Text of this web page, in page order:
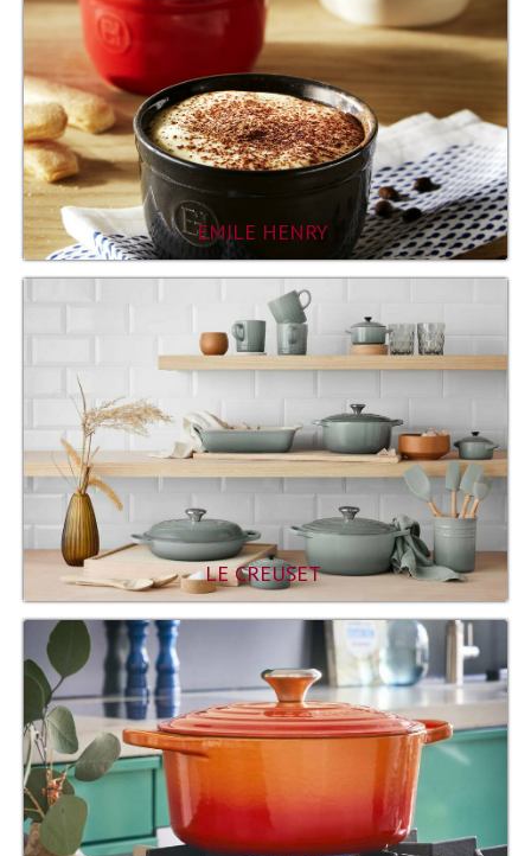
EMILE HENRY
LE CREUSET